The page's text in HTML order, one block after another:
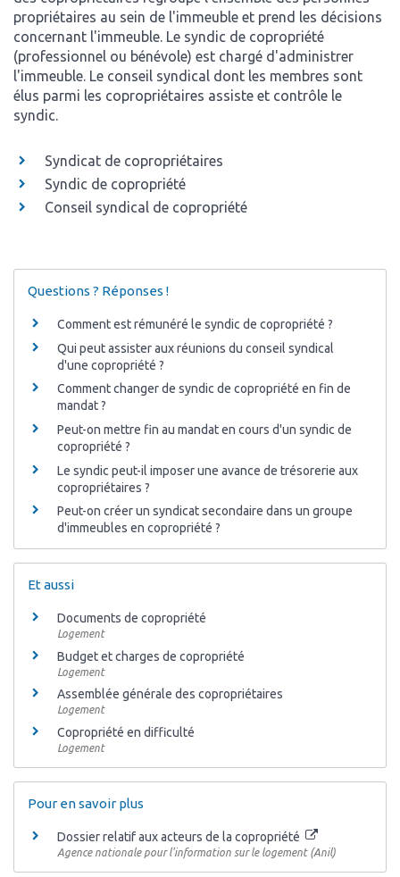
propriétaires au sein de l'immeuble et prend les décisions
concernant l'immeuble. Le syndic de copropriété
(professionnel ou bénévole) est chargé d'administrer
l'immeuble. Le conseil syndical dont les membres sont
élus parmi les copropriétaires assiste et contrôle le
syndic.
Syndicat de copropriétaires
Syndic de copropriété
Conseil syndical de copropriété
Questions ? Réponses !
Comment est rémunéré le syndic de copropriété ?
Qui peut assister aux réunions du conseil syndical
d'une copropriété ?
Comment changer de syndic de copropriété en fin de
mandat ?
Peut-on mettre fin au mandat en cours d'un syndic de
copropriété ?
Le syndic peut-il imposer une avance de trésorerie aux
copropriétaires ?
Peut-on créer un syndicat secondaire dans un groupe
d'immeubles en copropriété ?
Et aussi
Documents de copropriété
Logement
Budget et charges de copropriété
Logement
Assemblée générale des copropriétaires
Logement
Copropriété en difficulté
Logement
Pour en savoir plus
Dossier relatif aux acteurs de la copropriété
Agence nationale pour l'information sur le logement (Anil)